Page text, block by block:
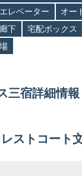
エレベーター
オー
下 宅配ボックス
三宿詳細情報
ストコート